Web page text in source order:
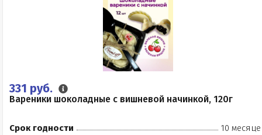
331 руб.
Вареники шоколадные с вишневой начинкой, 120г
Срок годности
10